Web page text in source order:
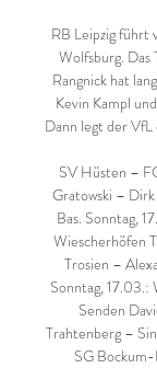
RB Leipzig führt
Wolfsburg. Das
Rangnick hat
Kevin Kampl
Dann legt der VfL
SV Hüsten –
Gratowski –
Bas. Sonntag,
Wiescherhöfen
Trosien –
Sonntag,
Senden
Trahtenberg –
SG